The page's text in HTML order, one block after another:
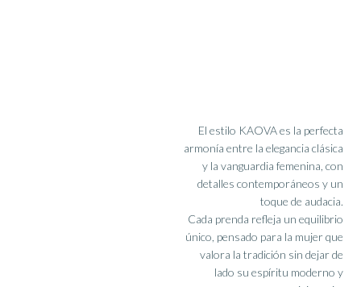
El estilo KAOVA es la perfecta
armonía entre la elegancia clásica
y la vanguardia femenina, con
detalles contemporáneos y un
toque de audacia.
Cada prenda refleja un equilibrio
único, pensado para la mujer que
valora la tradición sin dejar de
lado su espíritu moderno y